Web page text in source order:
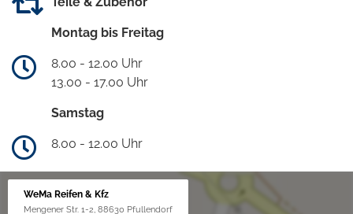
Montag bis Freitag
8.00 - 12.00 Uhr
13.00 - 17.00 Uhr
Samstag
8.00 - 12.00 Uhr
WeMa Reifen & Kfz
Mengener Str. 1-2, 88630 Pfullendorf